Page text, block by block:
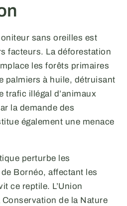
sans oreilles est
facteurs. La déforestation
les forêts primaires
palmiers à huile, détruisant
trafic illégal d’animaux
la demande des
également une menace
perturbe les
Bornéo, affectant les
ce reptile. L’Union
de la Nature